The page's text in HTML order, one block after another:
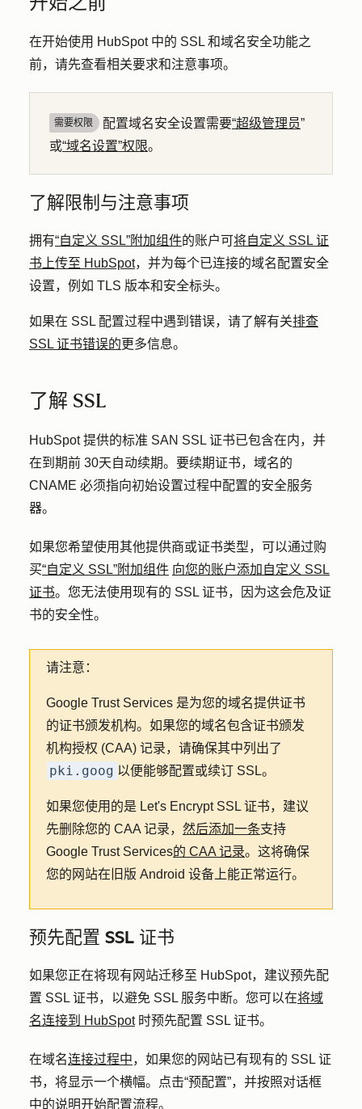
在开始使用 HubSpot 中的 SSL 和域名安全功能之
前，请先查看相关要求和注意事项。
需要权限 配置域名安全设置需要“超级管理员”
或“域名设置”权限。
了解限制与注意事项
拥有“自定义 SSL”附加组件的账户可将自定义 SSL 证
书上传至 HubSpot，并为每个已连接的域名配置安全
设置，例如 TLS 版本和安全标头。
如果在 SSL 配置过程中遇到错误，请了解有关排查
SSL 证书错误的更多信息。
了解 SSL
HubSpot 提供的标准 SAN SSL 证书已包含在内，并
在到期前 30天自动续期。要续期证书，域名的
CNAME 必须指向初始设置过程中配置的安全服务
器。
如果您希望使用其他提供商或证书类型，可以通过购
买“自定义 SSL”附加组件 向您的账户添加自定义 SSL
证书。您无法使用现有的 SSL 证书，因为这会危及证
书的安全性。
请注意：
Google Trust Services 是为您的域名提供证书
的证书颁发机构。如果您的域名包含证书颁发
机构授权 (CAA) 记录，请确保其中列出了
pki.goog 以便能够配置或续订 SSL。
如果您使用的是 Let's Encrypt SSL 证书，建议
先删除您的 CAA 记录， 然后添加一条支持
Google Trust Services的 CAA 记录。这将确保
您的网站在旧版 Android 设备上能正常运行。
预先配置 SSL 证书
如果您正在将现有网站迁移至 HubSpot，建议预先配
置 SSL 证书，以避免 SSL 服务中断。您可以在将域
名连接到 HubSpot时预先配置 SSL 证书。
在域名连接过程中，如果您的网站已有现有的 SSL 证
书，将显示一个横幅。点击“预配置”，并按照对话框
中的说明开始配置流程。